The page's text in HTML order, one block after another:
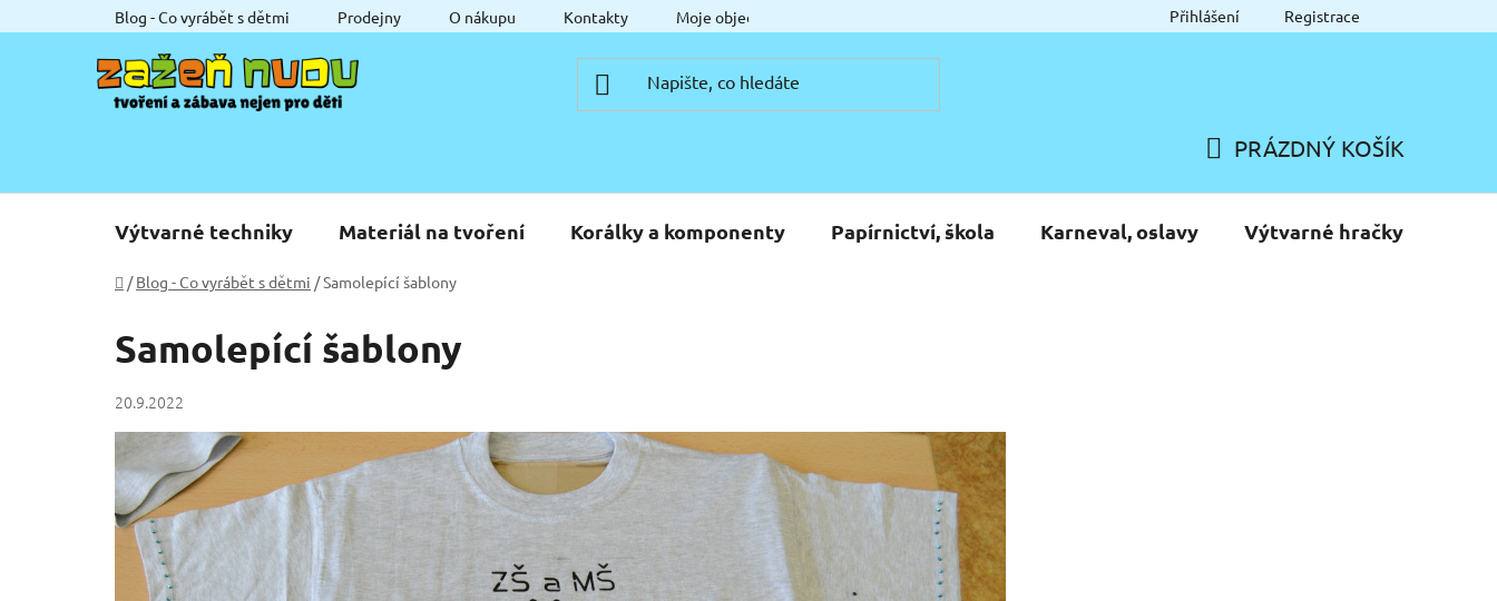
na
Blog - Co vyrábět s dětmi Prodejny O nákupu Kontakty Moje objednávka Přihlášení Registrace
KOŠÍK
PRÁZDNÝ KOŠÍK
Výtvarné techniky Materiál na tvoření Korálky a komponenty Papírnictví, škola Karneval, oslavy Výtvarné hračky
Domů
/ Blog - Co vyrábět s dětmi /Samolepící šablony
Samolepící šablony
20.9.2022